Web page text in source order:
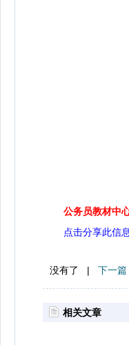
公务员教材中
点击分享此信
没有了 | 下一篇
相关文章